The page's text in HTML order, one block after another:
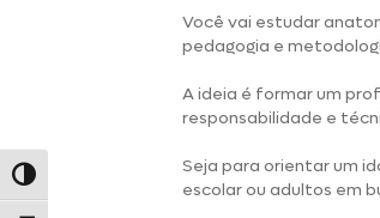
Alternar alto contraste
Você vai estudar
pedagogia e
A ideia é formar um
responsabilidade e
Seja para orientar um
escolar ou adultos em